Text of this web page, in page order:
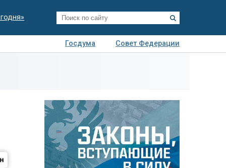
Госдума
Совет Федерации